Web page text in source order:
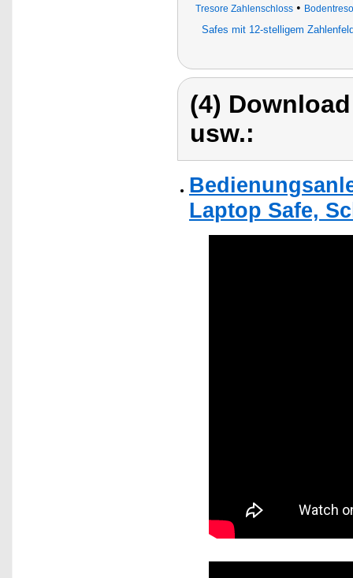
Tresore Zahlenschloss•
Safes mit 12-stelligem
(4)
usw.:
Laptop Safe,